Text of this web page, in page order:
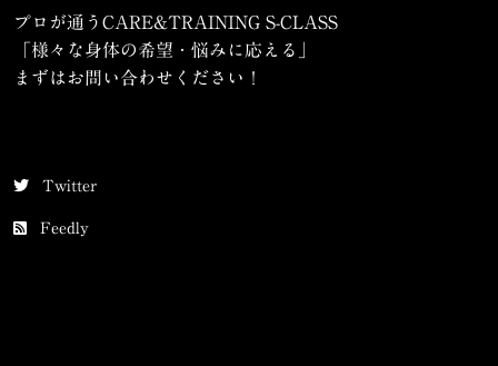
プロが通うCARE&TRAINING S-CLASS
「様々な身体の希望・悩みに応える」
まずはお問い合わせください！
Twitter
Feedly